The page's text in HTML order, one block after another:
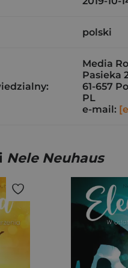
polski
Media
Pasieka
61-657
PL
e-mail:
Nele Neuhaus